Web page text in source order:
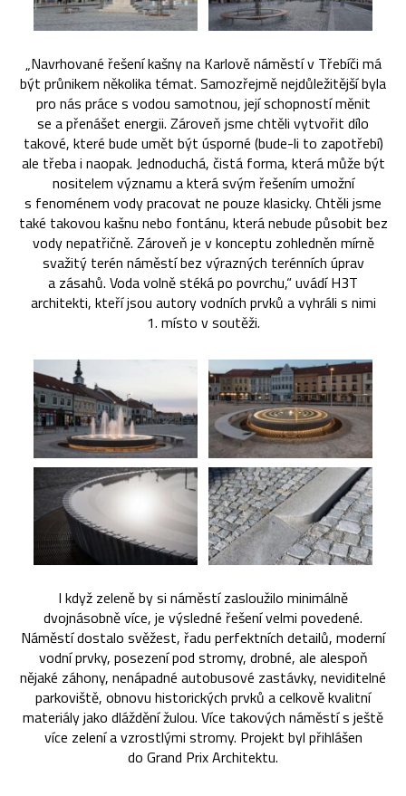
„Navrhované řešení kašny na Karlově náměstí v Třebíči má
být průnikem několika témat. Samozřejmě nejdůležitější byla
pro nás práce s vodou samotnou, její schopností měnit
se a přenášet energii. Zároveň jsme chtěli vytvořit dílo
takové, které bude umět být úsporné (bude-li to zapotřebí)
ale třeba i naopak. Jednoduchá, čistá forma, která může být
nositelem významu a která svým řešením umožní
s fenoménem vody pracovat ne pouze klasicky. Chtěli jsme
také takovou kašnu nebo fontánu, která nebude působit bez
vody nepatřičně. Zároveň je v konceptu zohledněn mírně
svažitý terén náměstí bez výrazných terénních úprav
a zásahů. Voda volně stéká po povrchu,“ uvádí H3T
architekti, kteří jsou autory vodních prvků a vyhráli s nimi
1. místo v soutěži.
I když zeleně by si náměstí zasloužilo minimálně
dvojnásobně více, je výsledné řešení velmi povedené.
Náměstí dostalo svěžest, řadu perfektních detailů, moderní
vodní prvky, posezení pod stromy, drobné, ale alespoň
nějaké záhony, nenápadné autobusové zastávky, neviditelné
parkoviště, obnovu historických prvků a celkově kvalitní
materiály jako dláždění žulou. Více takových náměstí s ještě
více zelení a vzrostlými stromy. Projekt byl přihlášen
do Grand Prix Architektu.